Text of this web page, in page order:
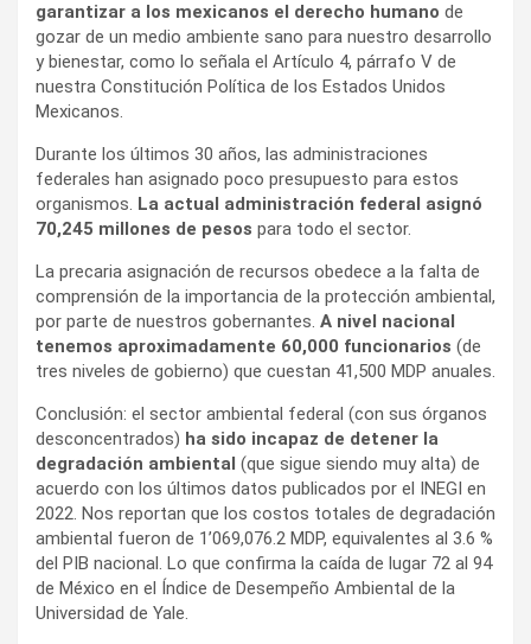
garantizar a los mexicanos el derecho humano de
gozar de un medio ambiente sano para nuestro desarrollo
y bienestar, como lo señala el Artículo 4, párrafo V de
nuestra Constitución Política de los Estados Unidos
Mexicanos.
Durante los últimos 30 años, las administraciones
federales han asignado poco presupuesto para estos
organismos. La actual administración federal asignó
70,245 millones de pesos para todo el sector.
La precaria asignación de recursos obedece a la falta de
comprensión de la importancia de la protección ambiental,
por parte de nuestros gobernantes. A nivel nacional
tenemos aproximadamente 60,000 funcionarios (de
tres niveles de gobierno) que cuestan 41,500 MDP anuales.
Conclusión: el sector ambiental federal (con sus órganos
desconcentrados) ha sido incapaz de detener la
degradación ambiental (que sigue siendo muy alta) de
acuerdo con los últimos datos publicados por el INEGI en
2022. Nos reportan que los costos totales de degradación
ambiental fueron de 1’069,076.2 MDP, equivalentes al 3.6 %
del PIB nacional. Lo que confirma la caída de lugar 72 al 94
de México en el Índice de Desempeño Ambiental de la
Universidad de Yale.